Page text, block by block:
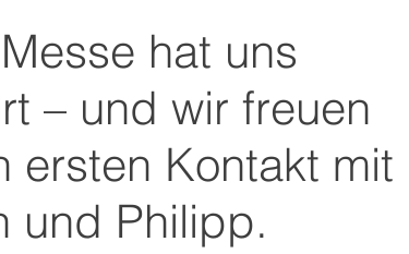
hat uns
– und wir freuen
ersten Kontakt mit
und Philipp.